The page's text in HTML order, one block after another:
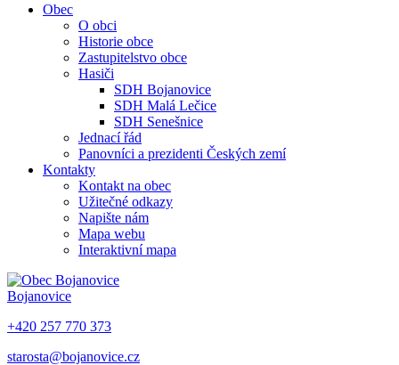
Obec
O obci
Historie obce
Zastupitelstvo obce
Hasiči
SDH Bojanovice
SDH Malá Lečice
SDH Senešnice
Jednací řád
Panovníci a prezidenti Českých zemí
Kontakty
Kontakt na obec
Užitečné odkazy
Napište nám
Mapa webu
Interaktivní mapa
Bojanovice
+420 257 770 373
starosta@bojanovice.cz